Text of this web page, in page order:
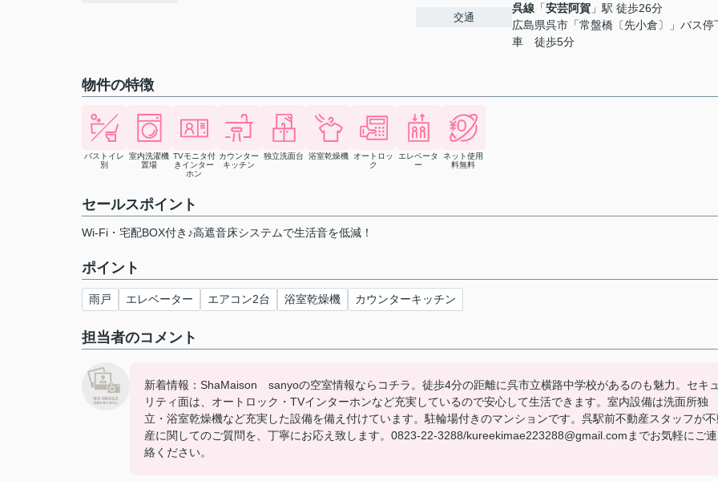
交通
呉線 「安芸阿賀 」駅 徒歩26分
広島県呉市「常盤橋〔先小倉〕」バス停
車 徒歩5分
物件の特徴
バストイレ
別
室内洗濯機
置場
TVモニタ付
きインター
ホン
カウンター
キッチン
独立洗面台 浴室乾燥機
オートロッ
ク
エレベータ
ー
ネット使用
料無料
セールスポイント
Wi‐Fi・宅配BOX付き♪高遮音床システムで生活音を低減！
ポイント
雨戸 エレベーター エアコン2台 浴室乾燥機 カウンターキッチン
担当者のコメント
新着情報：ShaMaison sanyoの空室情報ならコチラ。徒歩4分の距離に呉市立横路中学校があるのも魅力。セキ
リティ面は、オートロック・TVインターホンなど充実しているので安心して生活できます。室内設備は洗面所独
立・浴室乾燥機など充実した設備を備え付けています。駐輪場付きのマンションです。呉駅前不動産スタッフが
産に関してのご質問を、丁寧にお応え致します。0823-22-3288/kureekimae223288@gmail.comまでお気軽にご連
絡ください。